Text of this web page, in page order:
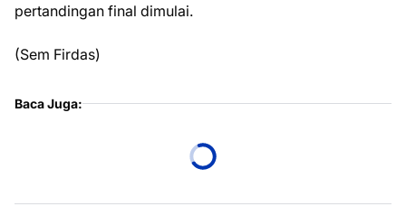
pertandingan final dimulai.
(Sem Firdas)
Baca Juga: